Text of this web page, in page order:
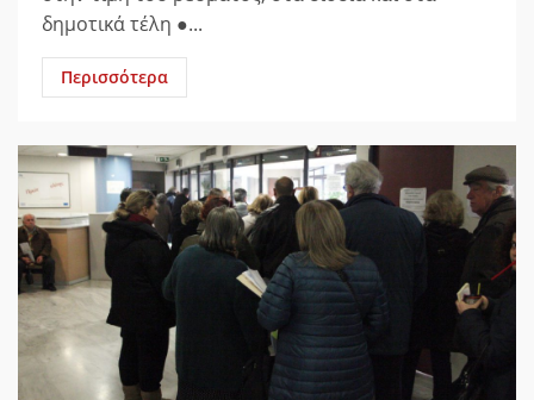
δημοτικά τέλη ●...
Περισσότερα